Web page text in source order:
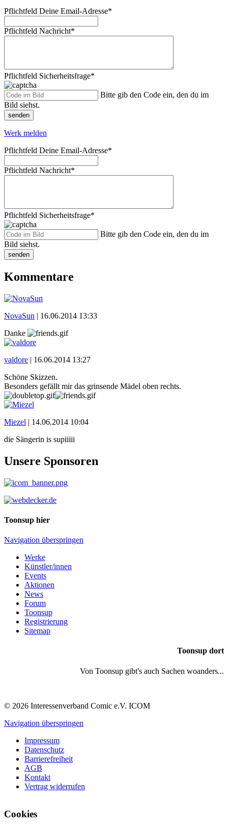
Pflichtfeld Deine Email-Adresse*
Pflichtfeld Nachricht*
Pflichtfeld Sicherheitsfrage*
Bitte gib den Code ein, den du im
Bild siehst.
senden
Werk melden
Pflichtfeld Deine Email-Adresse*
Pflichtfeld Nachricht*
Pflichtfeld Sicherheitsfrage*
Bitte gib den Code ein, den du im
Bild siehst.
senden
Kommentare
NovaSun | 16.06.2014 13:33
Danke
valdore | 16.06.2014 13:27
Schöne Skizzen.
Besonders gefällt mir das grinsende Mädel oben rechts.
Miezel | 14.06.2014 10:04
die Sängerin is supiiiii
Unsere Sponsoren
Toonsup hier
Navigation überspringen
Werke
Künstler/innen
Events
Aktionen
News
Forum
Toonsup
Registrierung
Sitemap
Toonsup dort
Von Toonsup gibt's auch Sachen woanders...
© 2026 Interessenverband Comic e.V. ICOM
Navigation überspringen
Impressum
Datenschutz
Barrierefreiheit
AGB
Kontakt
Vertrag widerrufen
Cookies